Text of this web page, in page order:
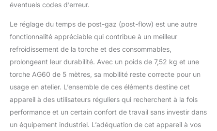
regroupés et affichés
en temps réel sur
contrôle fiable du
procédé et des
workflows optimisés.
En cas de
dysfonctionnement, un
code d'erreur explicite
est immédiatement
éventuels codes d’erreur.
Le réglage du temps de post-gaz (post-flow) est une autre
fonctionnalité appréciable qui contribue à un meilleur
refroidissement de la torche et des consommables,
prolongeant leur durabilité. Avec un poids de 7,52 kg et une
torche AG60 de 5 mètres, sa mobilité reste correcte pour un
usage en atelier. L’ensemble de ces éléments destine cet
appareil à des utilisateurs réguliers qui recherchent à la fois
performance et un certain confort de travail sans investir dans
un équipement industriel. L’adéquation de cet appareil à vos